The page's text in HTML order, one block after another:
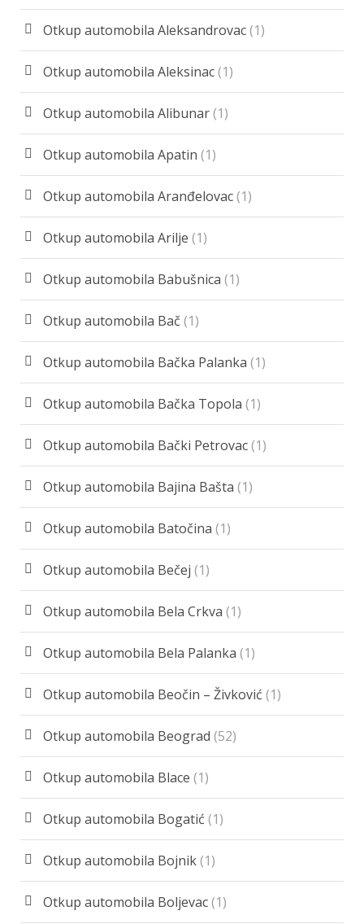
Otkup automobila Aleksandrovac(1)
Otkup automobila Aleksinac(1)
Otkup automobila Alibunar(1)
Otkup automobila Apatin (1)
Otkup automobila Aranđelovac(1)
Otkup automobila Arilje (1)
Otkup automobila Babušnica (1)
Otkup automobila Bač (1)
Otkup automobila Bačka Palanka (1)
Otkup automobila Bačka Topola (1)
Otkup automobila Bački Petrovac(1)
Otkup automobila Bajina Bašta (1)
Otkup automobila Batočina (1)
Otkup automobila Bečej (1)
Otkup automobila Bela Crkva (1)
Otkup automobila Bela Palanka (1)
Otkup automobila Beočin – Živković (1)
Otkup automobila Beograd (52)
Otkup automobila Blace (1)
Otkup automobila Bogatić (1)
Otkup automobila Bojnik(1)
Otkup automobila Boljevac(1)